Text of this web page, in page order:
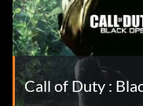
Call of Duty :